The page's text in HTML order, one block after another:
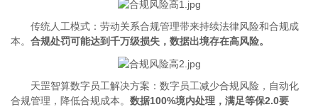
传统人工模式：劳动关系合规管理带来持续法律风险和合规成
本。 合规处罚可能达到千万级损失，数据出境存在高风险。
天罡智算数字员工解决方案：数字员工减少合规风险，自动化
合规管理，降低合规成本。 数据100%境内处理，满足等保2.0要